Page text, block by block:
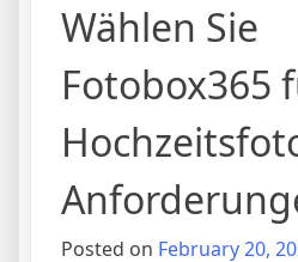
Wählen Sie
Fotobox365
Posted on February 20,